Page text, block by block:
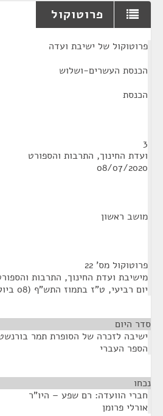
פרוטוקול
פרוטוקול של ישיבת ועדה
הכנסת העשרים-ושלוש
הכנסת
3
ועדת החינוך, התרבות והספורט
08/07/2020
מושב ראשון
פרוטוקול מס' 22
מישיבת ועדת החינוך, התרבות
יום רביעי, ט"ז בתמוז התש"ף (08 ביולי 2020), שעה 9:30
סדר היום
ישיבה לזכרה של הסופרת תמר
הספר העברי
נכחו
חברי הוועדה: רם שפע – היו"ר
אורלי פרומן